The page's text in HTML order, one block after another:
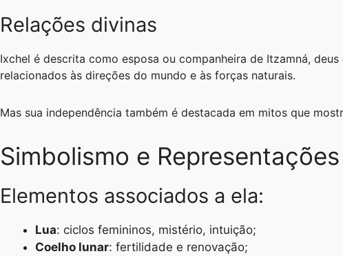
Relações divinas
Ixchel é descrita como esposa ou companheira de Itzamná,
relacionados às direções do mundo e às forças naturais.
Mas sua independência também é destacada em mitos que
Simbolismo e
Elementos associados a ela:
Lua: ciclos femininos, mistério, intuição;
Coelho lunar: fertilidade e renovação;